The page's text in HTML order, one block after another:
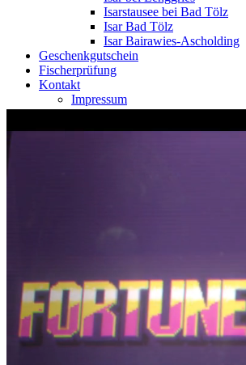
Isarstausee bei Bad Tölz
Isar Bad Tölz
Isar Bairawies-Ascholding
Geschenkgutschein
Fischerprüfung
Kontakt
Impressum
Datenschutzerklärung